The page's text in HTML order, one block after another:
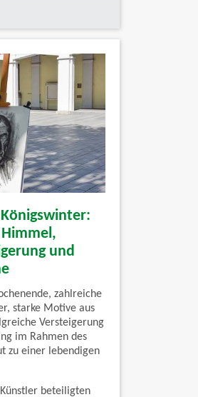
und
zahlreiche
starke Motive aus
Versteigerung
im Rahmen des
zu einer lebendigen
beteiligten